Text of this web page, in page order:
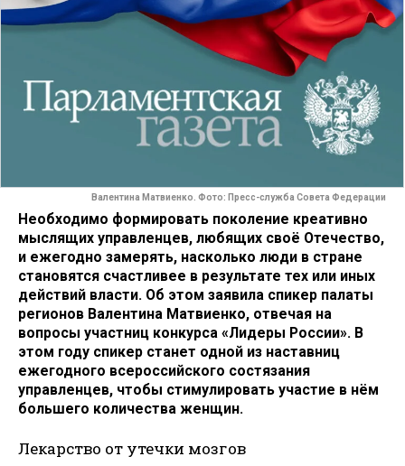
Валентина Матвиенко. Фото: Пресс-служба Совета Федерации
Необходимо формировать поколение креативно
мыслящих управленцев, любящих своё Отечество,
и ежегодно замерять, насколько люди в стране
становятся счастливее в результате тех или иных
действий власти. Об этом заявила спикер палаты
регионов Валентина Матвиенко, отвечая на
вопросы участниц конкурса «Лидеры России». В
этом году спикер станет одной из наставниц
ежегодного всероссийского состязания
управленцев, чтобы стимулировать участие в нём
большего количества женщин.
Лекарство от утечки мозгов